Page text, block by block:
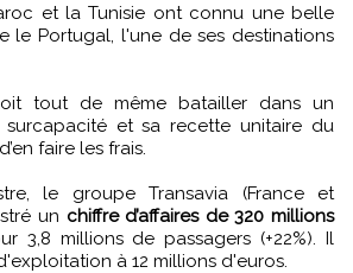
et la Tunisie ont connu une belle
le Portugal, l'une de ses destinations
tout de même batailler dans un
surcapacité et sa recette unitaire du
faire les frais.
le groupe Transavia (France et
un chiffre d’affaires de 320 millions
3,8 millions de passagers (+22%). Il
à 12 millions d'euros.